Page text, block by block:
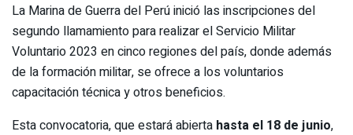
La Marina de Guerra del Perú inició las inscripciones del
segundo llamamiento para realizar el Servicio Militar
Voluntario 2023 en cinco regiones del país, donde además
de la formación militar, se ofrece a los voluntarios
capacitación técnica y otros beneficios.
Esta convocatoria, que estará abierta hasta el 18 de junio,